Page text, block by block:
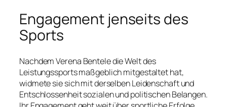
Engagement jenseits des
Sports
Nachdem Verena Bentele die Welt des
Leistungssports maßgeblich mitgestaltet hat,
widmete sie sich mit derselben Leidenschaft und
Entschlossenheit sozialen und politischen Belangen.